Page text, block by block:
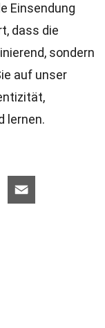
Einsendung
dass die
sondern
auf unser
lernen.